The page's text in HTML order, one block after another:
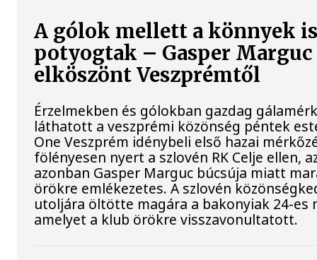
A gólok mellett a könnyek
potyogtak – Gasper Marguc
elköszönt Veszprémtől
Érzelmekben és gólokban gazdag
láthatott a veszprémi közönség péntek
One Veszprém idénybeli első hazai
fölényesen nyert a szlovén RK Celje ellen,
azonban Gasper Marguc búcsúja miatt
örökre emlékezetes. A szlovén
utoljára öltötte magára a bakonyiak 24-es
amelyet a klub örökre visszavonultatott.